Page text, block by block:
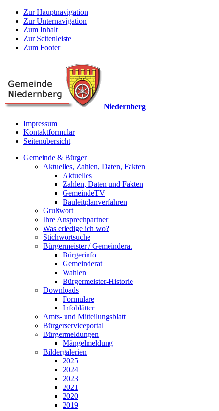
Zur Hauptnavigation
Zur Unternavigation
Zum Inhalt
Zur Seitenleiste
Zum Footer
Niedernberg
Impressum
Kontaktformular
Seitenübersicht
Gemeinde & Bürger
Aktuelles, Zahlen, Daten, Fakten
Aktuelles
Zahlen, Daten und Fakten
GemeindeTV
Bauleitplanverfahren
Grußwort
Ihre Ansprechpartner
Was erledige ich wo?
Stichwortsuche
Bürgermeister / Gemeinderat
Bürgerinfo
Gemeinderat
Wahlen
Bürgermeister-Historie
Downloads
Formulare
Infoblätter
Amts- und Mitteilungsblatt
Bürgerserviceportal
Bürgermeldungen
Mängelmeldung
Bildergalerien
2025
2024
2023
2021
2020
2019